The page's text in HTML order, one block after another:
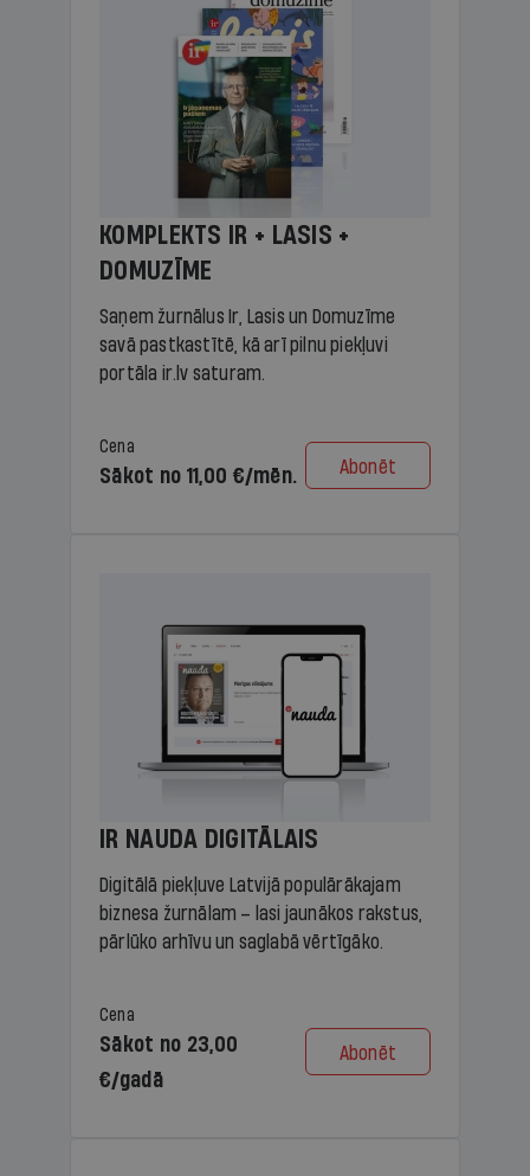
KOMPLEKTS IR + LASIS +
DOMUZĪME
Saņem žurnālus Ir, Lasis un Domuzīme
savā pastkastītē, kā arī pilnu piekļuvi
portāla ir.lv saturam.
Cena
Sākot no 11,00 €/mēn. Abonēt
IR NAUDA DIGITĀLAIS
Digitālā piekļuve Latvijā populārākajam
biznesa žurnālam – lasi jaunākos rakstus,
pārlūko arhīvu un saglabā vērtīgāko.
Cena
Sākot no 23,00
€/gadā
Abonēt